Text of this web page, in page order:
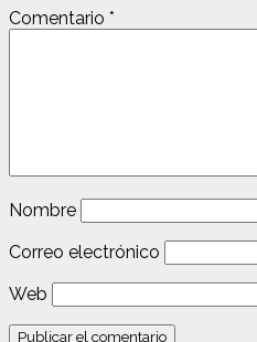
Comentario *
Nombre
Correo electrónico
Web